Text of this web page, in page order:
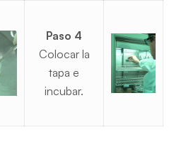
Paso 4
Colocar la
tapa e
incubar.